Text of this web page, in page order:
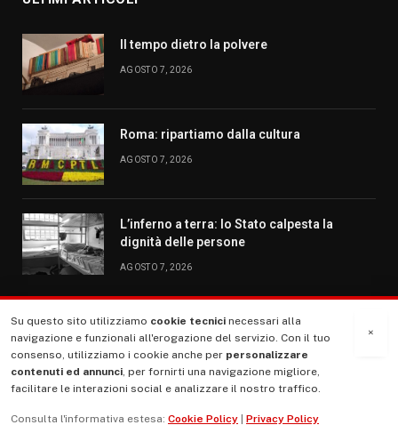
Il tempo dietro la polvere
AGOSTO 7, 2026
Roma: ripartiamo dalla cultura
AGOSTO 7, 2026
L’inferno a terra: lo Stato calpesta la
dignità delle persone
AGOSTO 7, 2026
MENU
La Nostra Storia
×
Su questo sito utilizziamo cookie tecnici necessari alla
navigazione e funzionali all'erogazione del servizio. Con il tuo
consenso, utilizziamo i cookie anche per personalizzare
contenuti ed annunci, per fornirti una navigazione migliore,
facilitare le interazioni social e analizzare il nostro traffico.
Consulta l'informativa estesa: Cookie Policy Privacy Policy